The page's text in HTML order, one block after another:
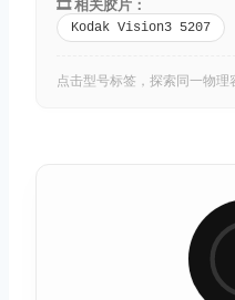
🎞️ 相关胶片：
Kodak Vision3 5207
点击型号标签，探索同一物理